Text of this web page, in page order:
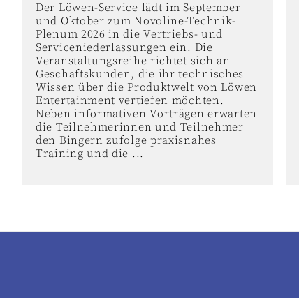
Der Löwen-Service lädt im September
und Oktober zum Novoline-Technik-
Plenum 2026 in die Vertriebs- und
Serviceniederlassungen ein. Die
Veranstaltungsreihe richtet sich an
Geschäftskunden, die ihr technisches
Wissen über die Produktwelt von Löwen
Entertainment vertiefen möchten.
Neben informativen Vorträgen erwarten
die Teilnehmerinnen und Teilnehmer
den Bingern zufolge praxisnahes
Training und die ...